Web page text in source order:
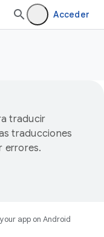
Acceder
traducir
traducciones
errores.
app on Android